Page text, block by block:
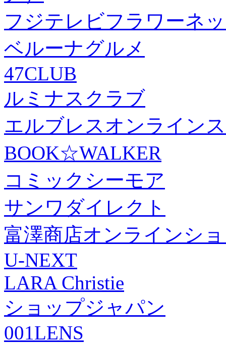
フジテレビフラワーネ
ベルーナグルメ
47CLUB
ルミナスクラブ
エルブレスオンライン
BOOK☆WALKER
コミックシーモア
サンワダイレクト
富澤商店オンラインシ
U-NEXT
LARA Christie
ショップジャパン
001LENS